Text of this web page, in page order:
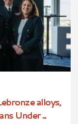
alloys,
Under ...